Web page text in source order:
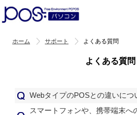
ホーム サポート よくある質問
よくある質問
WebタイプのPOSとの違いにつ
スマートフォンや、携帯端末へ